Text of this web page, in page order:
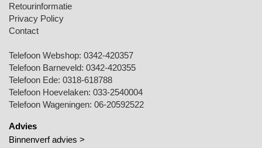
Retourinformatie
Privacy Policy
Contact
Telefoon Webshop: 0342-420357
Telefoon Barneveld: 0342-420355
Telefoon Ede: 0318-618788
Telefoon Hoevelaken: 033-2540004
Telefoon Wageningen: 06-20592522
Advies
Binnenverf advies >